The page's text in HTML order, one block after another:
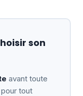
son
avant toute
tout